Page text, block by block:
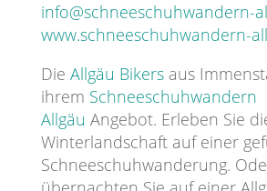
info@schneeschuhwandern-
www.schneeschuhwandern-
Die Allgäu Bikers aus
ihrem Schneeschuhwandern
Allgäu Angebot. Erleben Sie
Winterlandschaft auf einer
Schneeschuhwanderung.